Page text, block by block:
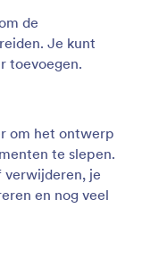
de
Je kunt
toevoegen.
om het ontwerp
te slepen.
je
en nog veel